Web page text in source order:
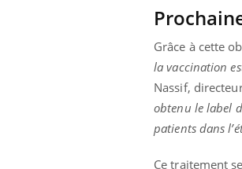
Grâce à cette
la vaccination
Nassif,
obtenu le label
patients dans
Ce traitement